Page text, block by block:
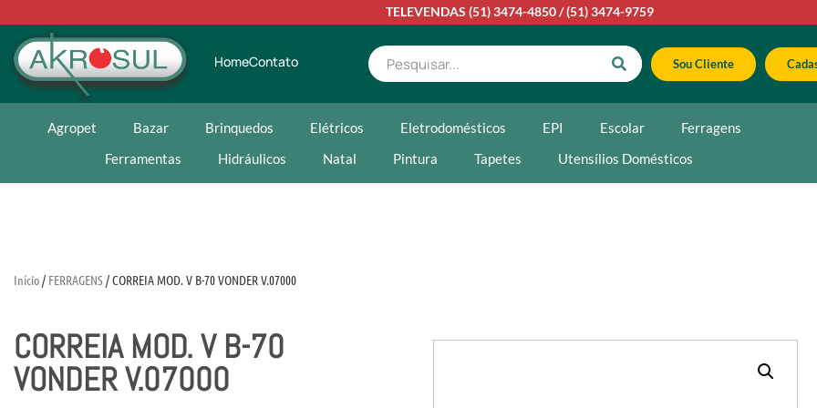
TELEVENDAS (51) 3474-4850/(51) 3474-9759
HomeContato Sou Cliente
Agropet Bazar Brinquedos Elétricos Eletrodomésticos EPI Escolar
Ferragens
Ferramentas
Hidráulicos Natal Pintura Tapetes Utensílios Domésticos
Início/ FERRAGENS/ CORREIA MOD. V B-70 VONDER V.07000
CORREIA MOD. V B-70
VONDER V.07000